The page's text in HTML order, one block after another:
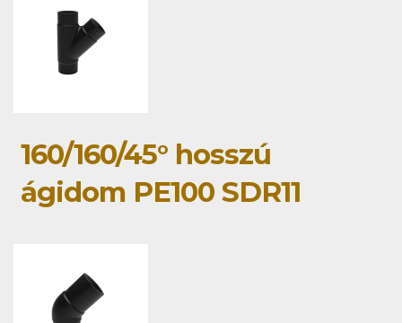
160/160/45° hosszú
ágidom PE100 SDR11